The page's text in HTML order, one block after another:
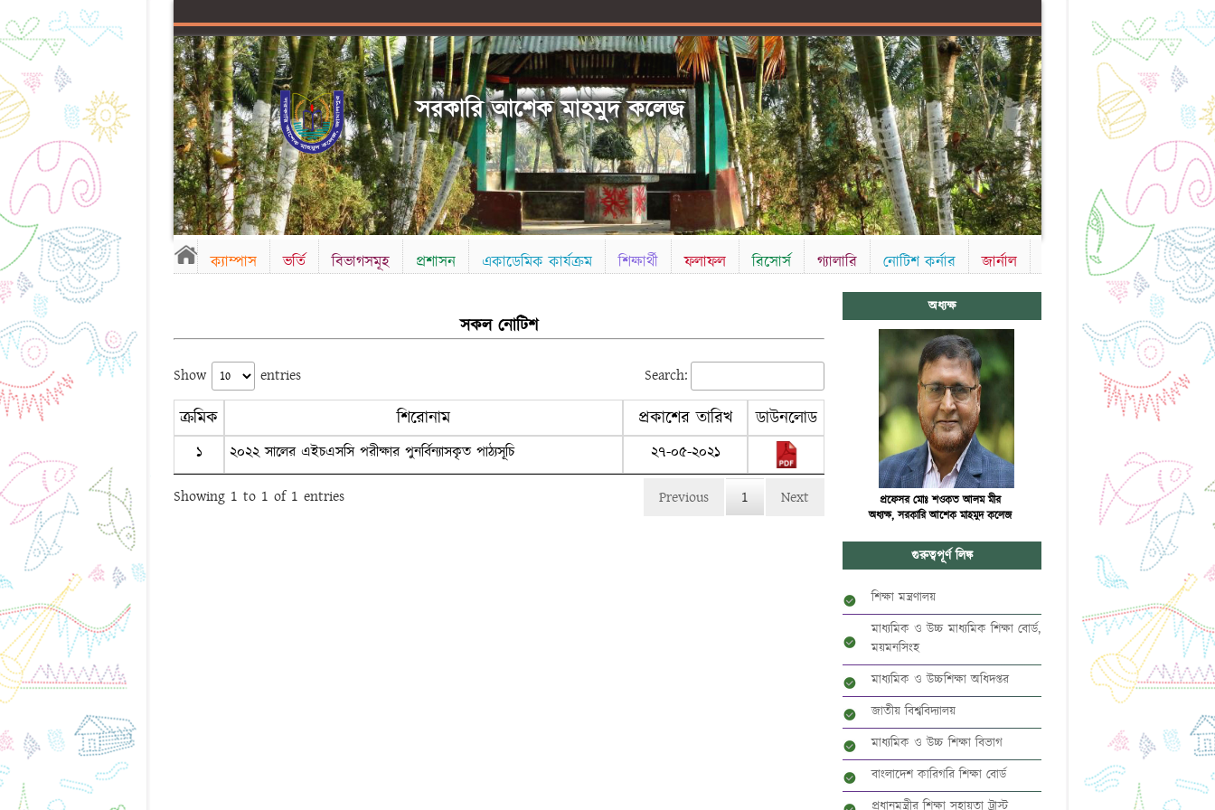
সরকারি আশেক মাহমুদ কলেজ
ক্যাম্পাস ভর্তি বিভাগসমূহ প্রশাসন একাডেমিক কার্যক্রম শিক্ষার্থী ফলাফল রিসোর্স গ্যালারি নোটিশ কর্নার জার্নাল
সকল নোটিশ
Show entries Search:
ক্রমিক শিরোনাম প্রকাশের তারিখ ডাউনলোড
১ ২০২২ সালের এইচএসসি পরীক্ষার পুনর্বিন্যাসকৃত পাঠ্যসূচি ২৭-০৫-২০২১
Showing 1 to 1 of 1 entries Previous 1 Next
অধ্যক্ষ
প্রফেসর মোঃ শওকত আলম মীর
অধ্যক্ষ, সরকারি আশেক মাহমুদ কলেজ
গুরুত্বপূর্ণ লিঙ্ক
শিক্ষা মন্ত্রণালয়
মাধ্যমিক ও উচ্চ মাধ্যমিক শিক্ষা বোর্ড,
ময়মনসিংহ
মাধ্যমিক ও উচ্চশিক্ষা অধিদপ্তর
জাতীয় বিশ্ববিদ্যালয়
মাধ্যমিক ও উচ্চ শিক্ষা বিভাগ
বাংলাদেশ কারিগরি শিক্ষা বোর্ড
প্রধানমন্ত্রীর শিক্ষা সহায়তা ট্রাস্ট